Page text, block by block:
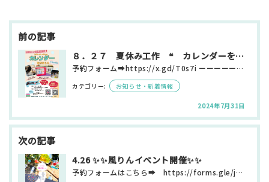
投
８．２７ 夏休み工作 ❝ カレンダーを作ろう ❞
予約フォーム➡https://x.gd/T0s7i ーーーーーーーーーーーーーーーーーーーーーーーー…
カテゴリー: お知らせ・新着情報
2024年7月31日
4.26 ✨✨風りんイベント開催✨✨
予約フォームはこちら➡ https://forms.gle/jn5Ubyax9ZkHLCjz9 ◆◆…